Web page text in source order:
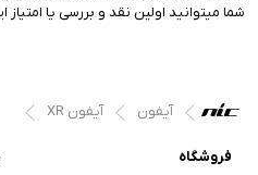
شما میتوانید اولین نقد و بررسی یا
آیفون آیفون XR
فروشگاه